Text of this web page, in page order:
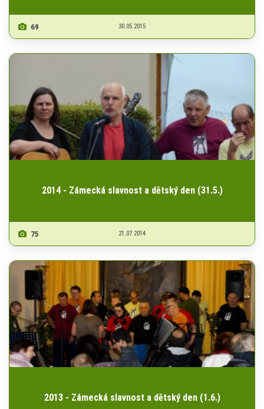
69 30.05.2015
2014 - Zámecká slavnost a dětský den (31.5.)
75 21.07.2014
2013 - Zámecká slavnost a dětský den (1.6.)